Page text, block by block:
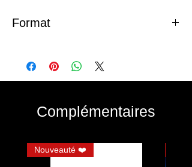
Format
Complémentaires
Nouveauté ❤️